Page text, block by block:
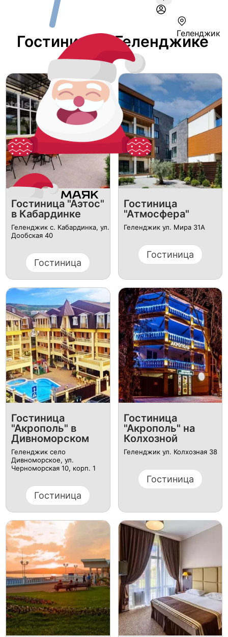
Геленджик
Гостиница В Геленджике
Гостиница "Аэтос"
в Кабардинке
Геленджик с. Кабардинка, ул.
Дообская 40
Гостиница
Гостиница
"Атмосфера"
Геленджик ул. Мира 31А
Гостиница
Гостиница
"Акрополь" в
Дивноморском
Геленджик село
Дивноморское, ул.
Черноморская 10, корп. 1
Гостиница
Гостиница
"Акрополь" на
Колхозной
Геленджик ул. Колхозная 38
Гостиница